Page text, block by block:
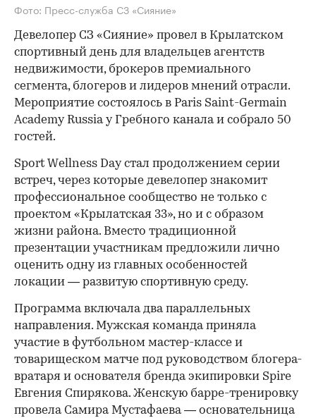
Фото: Пресс-служба СЗ «Сияние»
Девелопер СЗ «Сияние» провел в Крылатском
спортивный день для владельцев агентств
недвижимости, брокеров премиального
сегмента, блогеров и лидеров мнений отрасли.
Мероприятие состоялось в Paris Saint-Germain
Academy Russia у Гребного канала и собрало 50
гостей.
Sport Wellness Day стал продолжением серии
встреч, через которые девелопер знакомит
профессиональное сообщество не только с
проектом «Крылатская 33», но и с образом
жизни района. Вместо традиционной
презентации участникам предложили лично
оценить одну из главных особенностей
локации — развитую спортивную среду.
Программа включала два параллельных
направления. Мужская команда приняла
участие в футбольном мастер-классе и
товарищеском матче под руководством блогера-
вратаря и основателя бренда экипировки Spire
Евгения Спирякова. Женскую барре-тренировку
провела Самира Мустафаева — основательница